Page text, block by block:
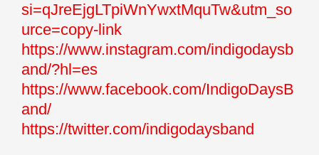
si=qJreEjgLTpiWnYwxtMquTw&utm_so
urce=copy-link
https://www.instagram.com/indigodaysb
and/?hl=es
https://www.facebook.com/IndigoDaysB
and/
https://twitter.com/indigodaysband